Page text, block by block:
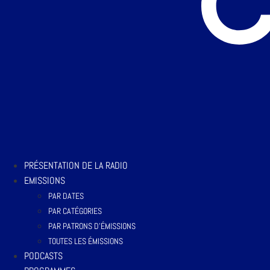
PRÉSENTATION DE LA RADIO
EMISSIONS
PAR DATES
PAR CATÉGORIES
PAR PATRONS D’ÉMISSIONS
TOUTES LES ÉMISSIONS
PODCASTS